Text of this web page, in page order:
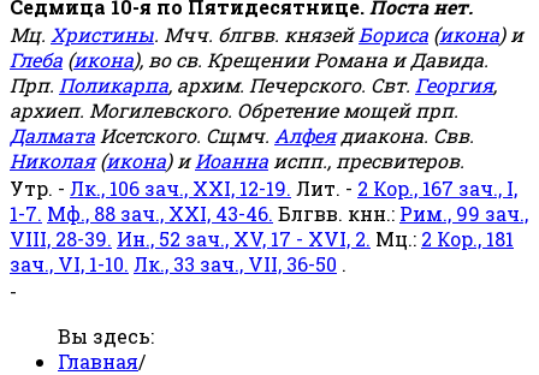
Седмица 10-я по Пятидесятнице. Поста нет.
Мц. Христины. Мчч. блгвв. князейБориса (икона) и
Глеба (икона), во св. Крещении Романа и Давида.
Прп. Поликарпа, архим. Печерского. Свт. Георгия,
архиеп. Могилевского. Обретение мощей прп.
Далмата Исетского. Сщмч. Алфеядиакона. Свв.
Николая(икона) иИоанна испп., пресвитеров.
Утр. - Лк., 106 зач., XXI, 12-19. Лит. - 2 Кор., 167 зач., I,
1-7. Мф., 88 зач., XXI, 43-46. Блгвв. кнн.: Рим., 99 зач.,
VIII, 28-39. Ин., 52 зач., XV, 17 - XVI, 2. Мц.: 2 Кор., 181
зач., VI, 1-10. Лк., 33 зач., VII, 36-50 .
-
Вы здесь:
Главная/